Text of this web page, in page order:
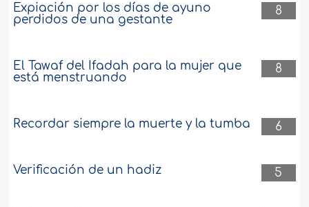
humana sana
¿El Islam contradice las cuestiones
16595 7-6-2021
Afeitarse el vello de las axilas en lugar de
8
Expiación por los días de ayuno
perdidos de una gestante
8
El Tawaf del Ifadah para la mujer que
está menstruando
6
Recordar siempre la muerte y la tumba
5
Verificación de un hadiz